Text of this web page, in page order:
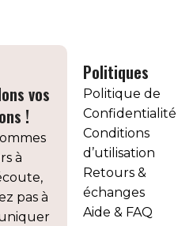
vos
!
à
pas à
Politiques
Politique de
Confidentialité
Conditions
d’utilisation
Retours &
échanges
Aide & FAQ